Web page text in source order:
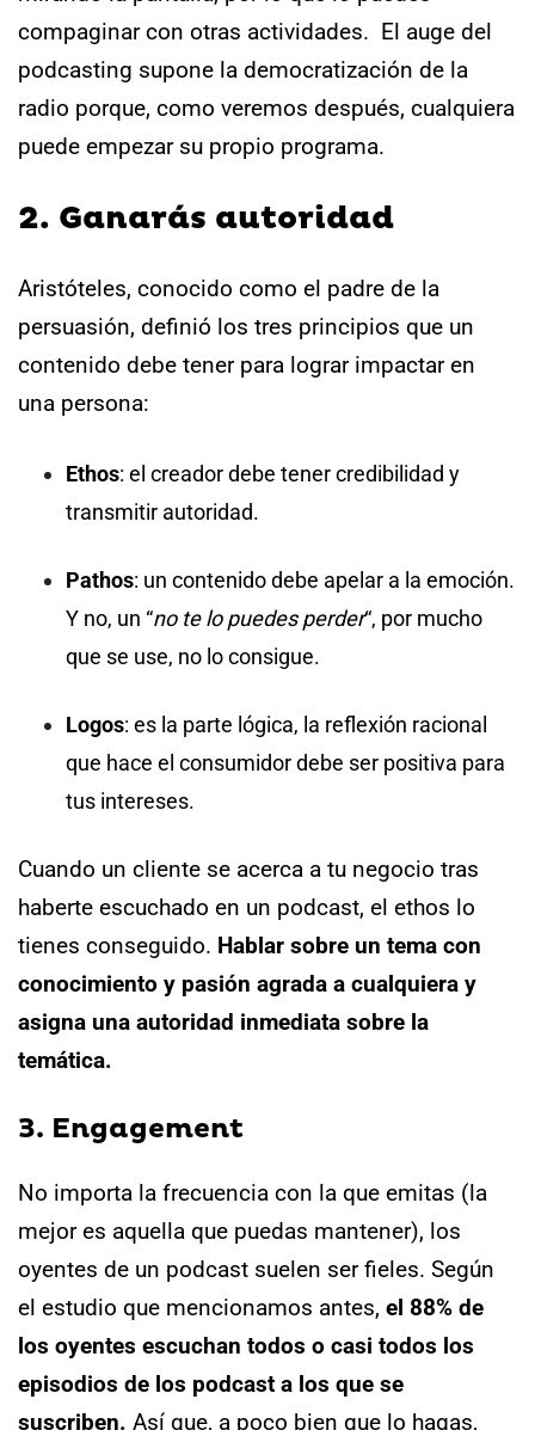
compaginar con otras actividades. El auge del
podcasting supone la democratización de la
radio porque, como veremos después, cualquiera
puede empezar su propio programa.
2. Ganarás autoridad
Aristóteles, conocido como el padre de la
persuasión, definió los tres principios que un
contenido debe tener para lograr impactar en
una persona:
Ethos: el creador debe tener credibilidad y
transmitir autoridad.
Pathos: un contenido debe apelar a la emoción.
Y no, un “no te lo puedes perder“, por mucho
que se use, no lo consigue.
Logos: es la parte lógica, la reflexión racional
que hace el consumidor debe ser positiva para
tus intereses.
Cuando un cliente se acerca a tu negocio tras
haberte escuchado en un podcast, el ethos lo
tienes conseguido. Hablar sobre un tema con
conocimiento y pasión agrada a cualquiera y
asigna una autoridad inmediata sobre la
temática.
3. Engagement
No importa la frecuencia con la que emitas (la
mejor es aquella que puedas mantener), los
oyentes de un podcast suelen ser fieles. Según
el estudio que mencionamos antes, el 88% de
los oyentes escuchan todos o casi todos los
episodios de los podcast a los que se
suscriben. Así que, a poco bien que lo hagas,